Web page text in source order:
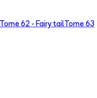
Tome 62 - Fairy tail Tome 63